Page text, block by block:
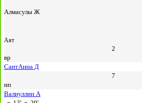
Алмасулы Ж
Аят
2
вр
СантАнна Д
7
нп
Валиуллин А